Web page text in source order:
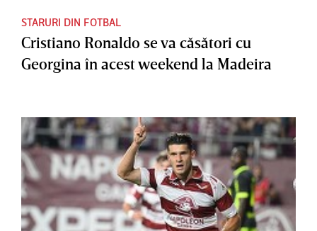
STARURI DIN FOTBAL
Cristiano Ronaldo se va căsători cu
Georgina în acest weekend la Madeira